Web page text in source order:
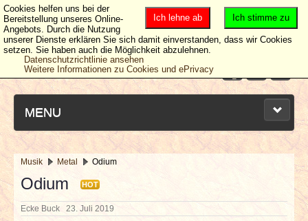
MENU
NEUESTE ARTIKEL
NEWS & DATES
Musik Metal Odium
Odium HOT
Ecke Buck 23. Juli 2019
Ich stimme zu
Ich lehne ab
Cookies helfen uns bei der
Bereitstellung unseres Online-
Angebots. Durch die Nutzung
unserer Dienste erklären Sie sich damit einverstanden, dass wir Cookies
setzen. Sie haben auch die Möglichkeit abzulehnen.
Datenschutzrichtlinie ansehen
Weitere Informationen zu Cookies und ePrivacy